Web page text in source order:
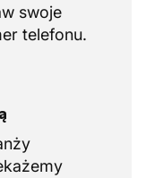
swoje
telefonu.